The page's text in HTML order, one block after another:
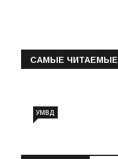
САМЫЕ ЧИТАЕМЫЕ
УМВД